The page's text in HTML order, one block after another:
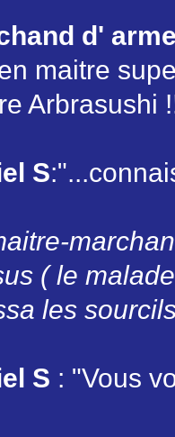
d'
maitre
Arbrasushi
S
( le
les
S : "Vous